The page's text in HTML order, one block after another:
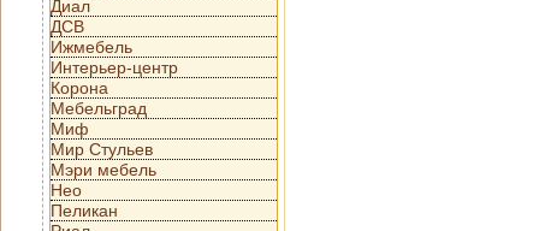
Диал
ДСВ
Ижмебель
Интерьер-центр
Корона
Мебельград
Миф
Мир Стульев
Мэри мебель
Нео
Пеликан